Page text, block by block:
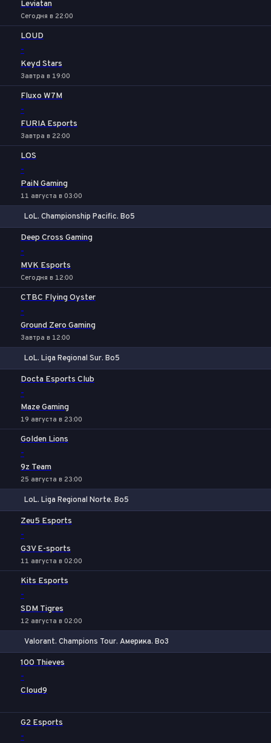
Leviatan
Сегодня в 22:00
LOUD
-
Keyd Stars
Завтра в 19:00
Fluxo W7M
-
FURIA Esports
Завтра в 22:00
LOS
-
PaiN Gaming
11 августа в 03:00
LoL. Championship Pacific. Bo5
Deep Cross Gaming
-
MVK Esports
Сегодня в 12:00
CTBC Flying Oyster
-
Ground Zero Gaming
Завтра в 12:00
LoL. Liga Regional Sur. Bo5
Docta Esports Club
-
Maze Gaming
19 августа в 23:00
Golden Lions
-
9z Team
25 августа в 23:00
LoL. Liga Regional Norte. Bo5
Zeu5 Esports
-
G3V E-sports
11 августа в 02:00
Kits Esports
-
SDM Tigres
12 августа в 02:00
Valorant. Champions Tour. Америка. Bo3
100 Thieves
-
Cloud9
G2 Esports
-